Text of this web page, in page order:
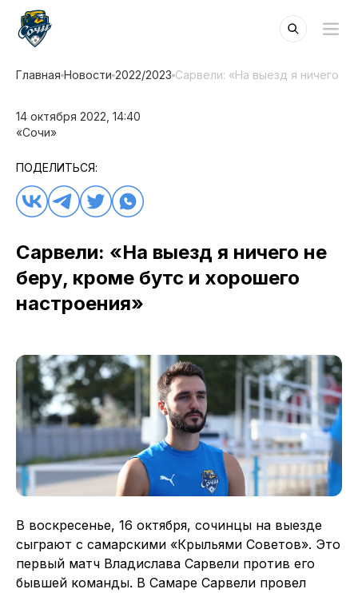
Главная Новости 2022/2023 Сарвели: «На выезд я ничего
14 октября 2022, 14:40
«Сочи»
ПОДЕЛИТЬСЯ:
Сарвели: «На выезд я ничего не
беру, кроме бутс и хорошего
настроения»
В воскресенье, 16 октября, сочинцы на выезде
сыграют с самарскими «Крыльями Советов». Это
первый матч Владислава Сарвели против его
бывшей команды. В Самаре Сарвели провел